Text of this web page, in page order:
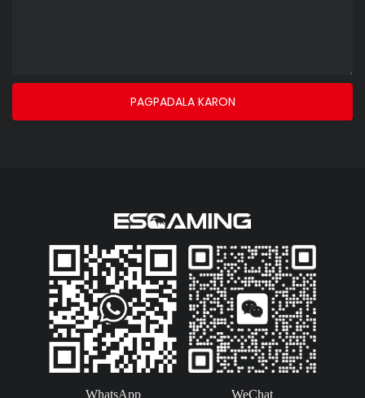
PAGPADALA KARON
WhatsApp WeChat